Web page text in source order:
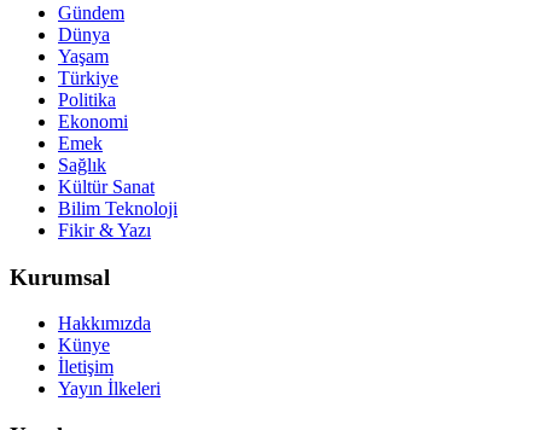
Gündem
Dünya
Yaşam
Türkiye
Politika
Ekonomi
Emek
Sağlık
Kültür Sanat
Bilim Teknoloji
Fikir & Yazı
Kurumsal
Hakkımızda
Künye
İletişim
Yayın İlkeleri